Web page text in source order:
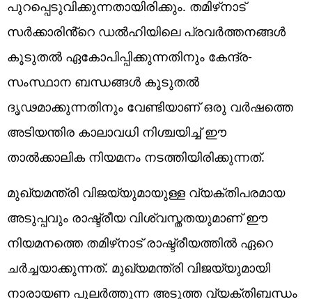
പുറപ്പെടുവിക്കുന്നതായിരിക്കും. തമിഴ്‌നാട്
സർക്കാരിൻ്റെ ഡൽഹിയിലെ പ്രവർത്തനങ്ങൾ
കൂടുതൽ ഏകോപിപ്പിക്കുന്നതിനും കേന്ദ്ര-
സംസ്ഥാന ബന്ധങ്ങൾ കൂടുതൽ
ദൃഢമാക്കുന്നതിനും വേണ്ടിയാണ് ഒരു വർഷത്തെ
അടിയന്തിര കാലാവധി നിശ്ചയിച്ച് ഈ
താൽക്കാലിക നിയമനം നടത്തിയിരിക്കുന്നത്.
മുഖ്യമന്ത്രി വിജയ്‌യുമായുള്ള വ്യക്തിപരമായ
അടുപ്പവും രാഷ്ട്രീയ വിശ്വസ്തതയുമാണ് ഈ
നിയമനത്തെ തമിഴ്‌നാട് രാഷ്ട്രീയത്തിൽ ഏറെ
ചർച്ചയാക്കുന്നത്. മുഖ്യമന്ത്രി വിജയ്‌യുമായി
നാരായണ പുലർത്തുന്ന അടുത്ത വ്യക്തിബന്ധം